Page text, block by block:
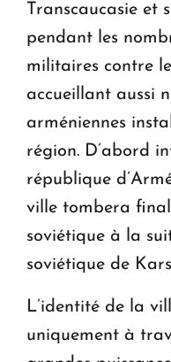
Transcaucasie et
pendant les
militaires contre
accueillant aussi
arméniennes
région. D’abord
république
ville tombera
soviétique à la
soviétique de Kars
L’identité de la
uniquement à